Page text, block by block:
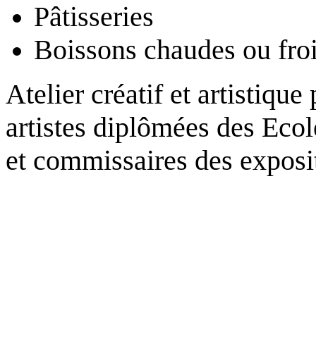
Pâtisseries
Boissons chaudes ou
Atelier créatif et artistique
artistes diplômées des
et commissaires des